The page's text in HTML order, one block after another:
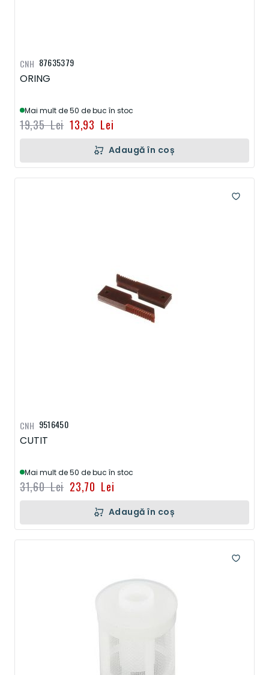
87635379
ORING
Mai mult de 50 de buc în stoc
13,93 Lei
19,35 Lei
CNH
Adaugă în coș
9516450
CUTIT
Mai mult de 50 de buc în stoc
23,70 Lei
31,60 Lei
CNH
Adaugă în coș